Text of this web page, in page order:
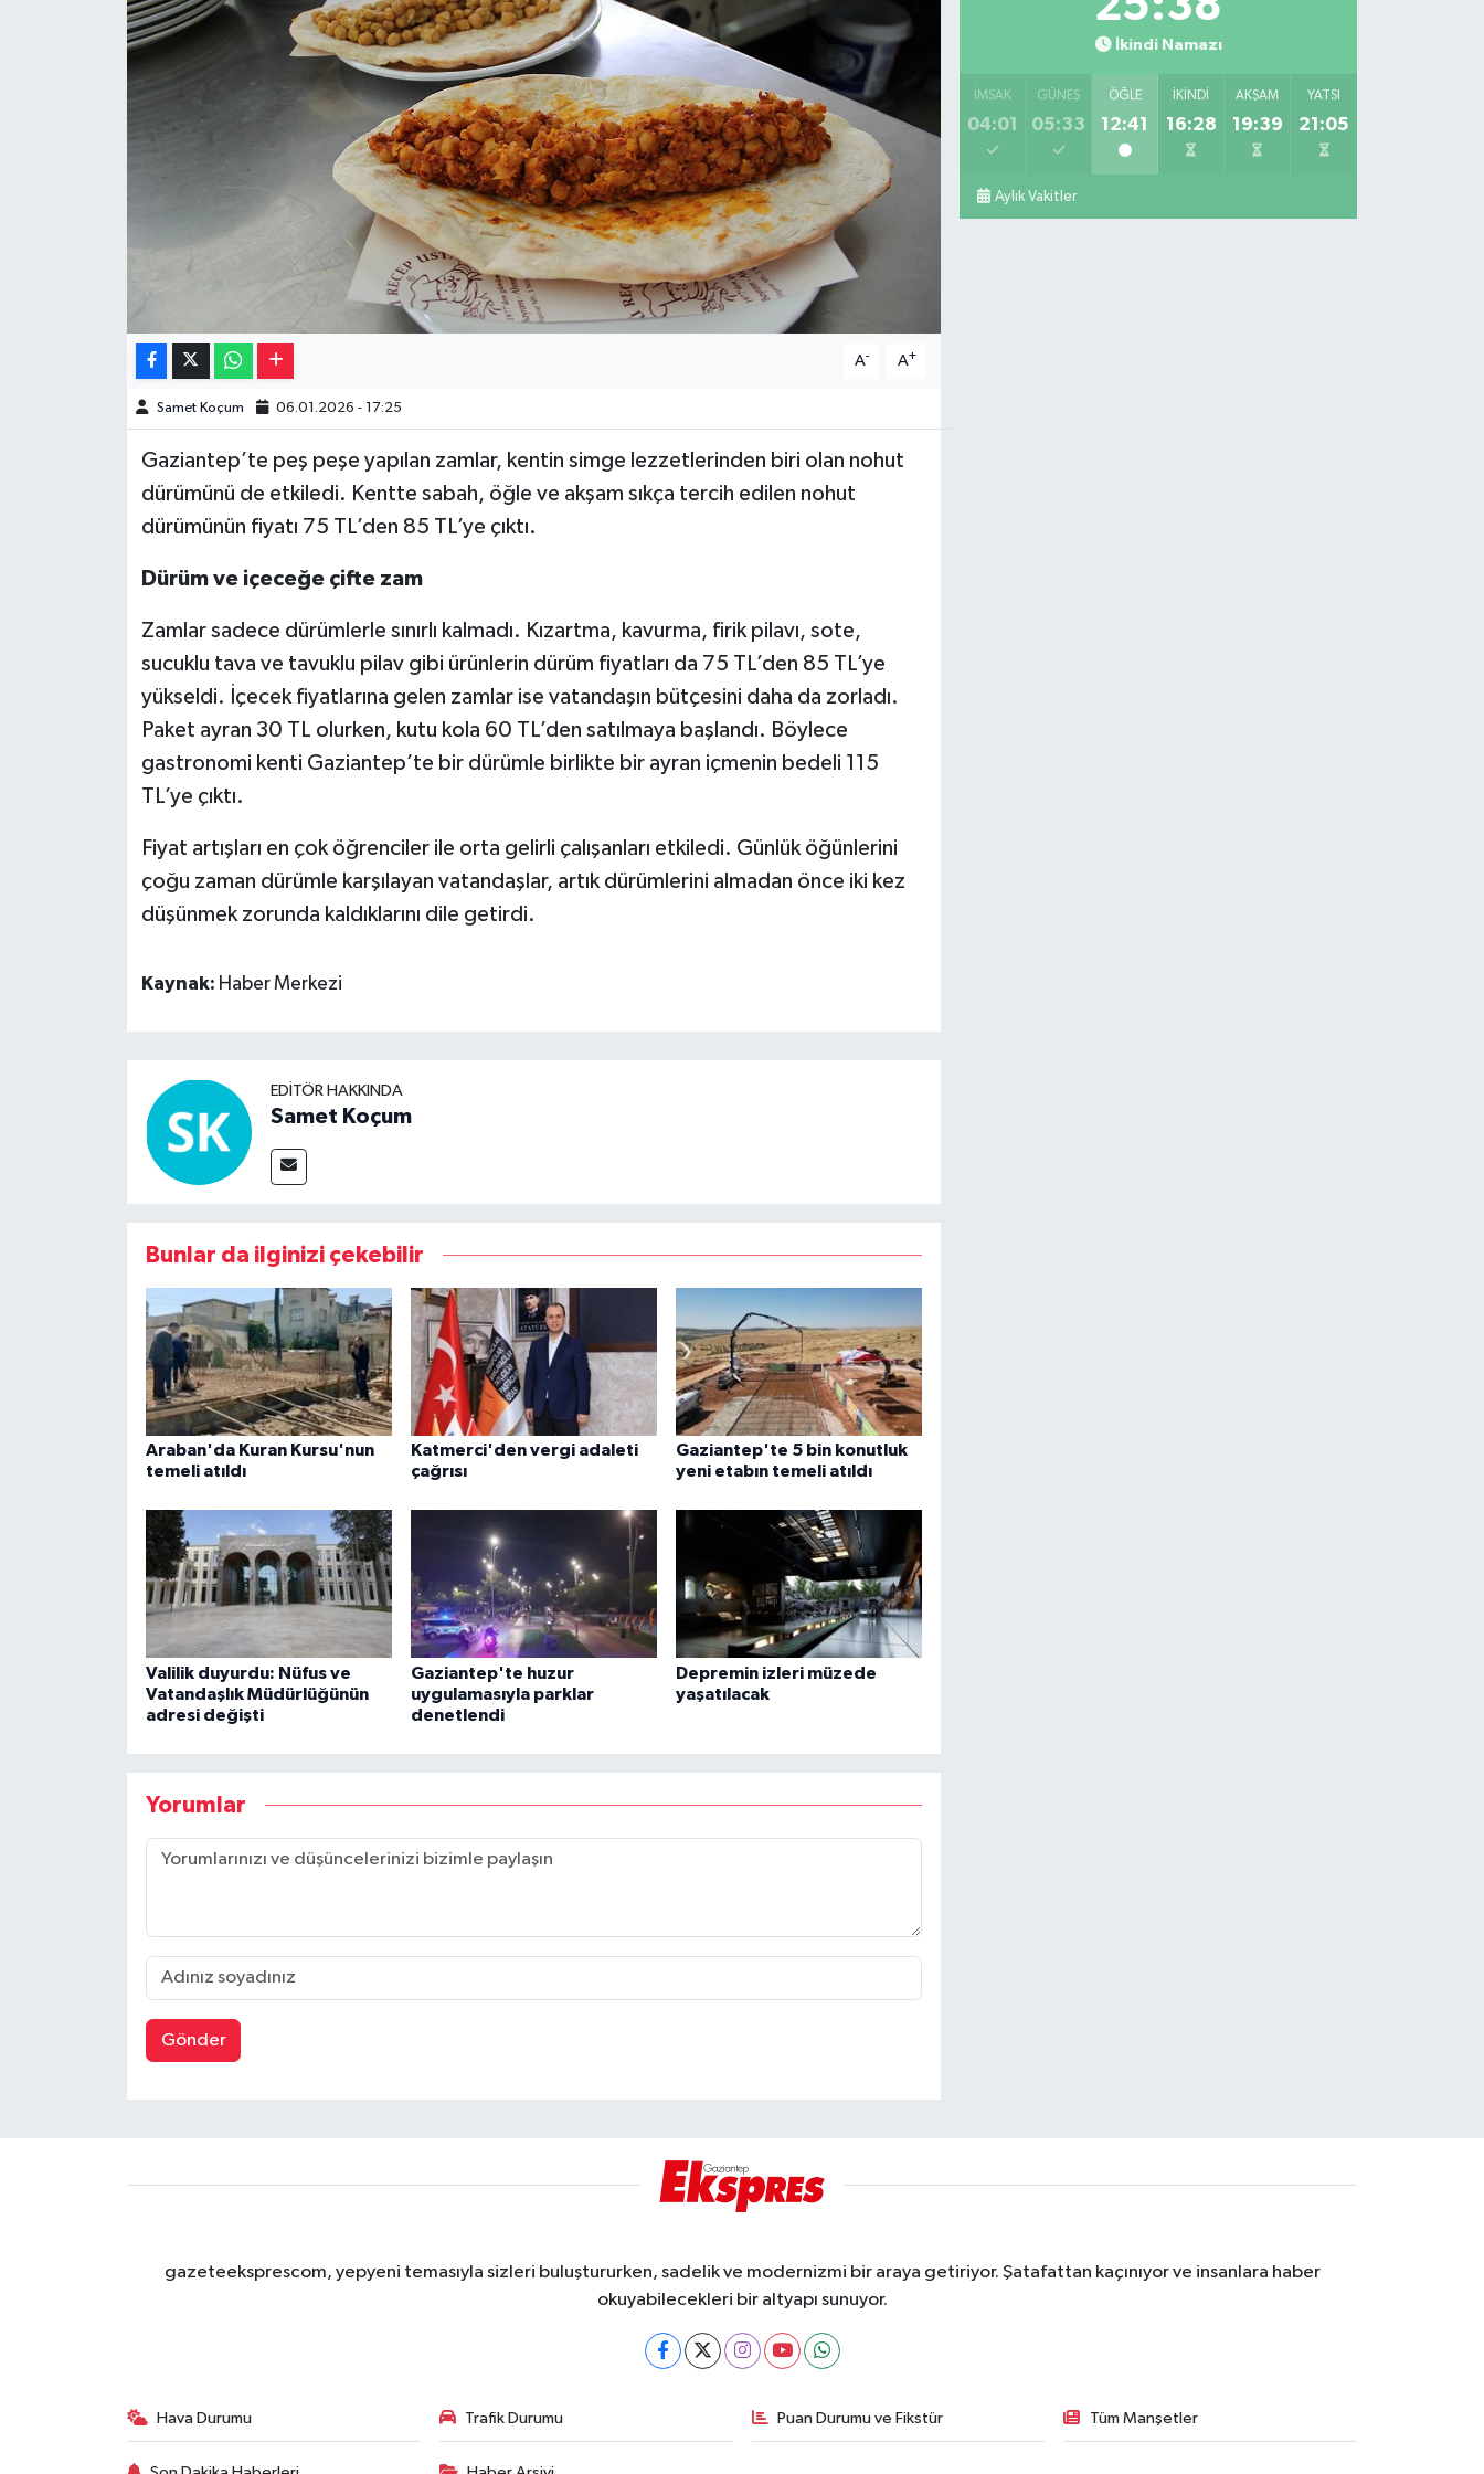
A- A+
Samet Koçum 06.01.2026 - 17:25
Gaziantep’te peş peşe yapılan zamlar, kentin simge lezzetlerinden biri olan nohut
dürümünü de etkiledi. Kentte sabah, öğle ve akşam sıkça tercih edilen nohut
dürümünün fiyatı 75 TL’den 85 TL’ye çıktı.
Dürüm ve içeceğe çifte zam
Zamlar sadece dürümlerle sınırlı kalmadı. Kızartma, kavurma, firik pilavı, sote,
sucuklu tava ve tavuklu pilav gibi ürünlerin dürüm fiyatları da 75 TL’den 85 TL’ye
yükseldi. İçecek fiyatlarına gelen zamlar ise vatandaşın bütçesini daha da zorladı.
Paket ayran 30 TL olurken, kutu kola 60 TL’den satılmaya başlandı. Böylece
gastronomi kenti Gaziantep’te bir dürümle birlikte bir ayran içmenin bedeli 115
TL’ye çıktı.
Fiyat artışları en çok öğrenciler ile orta gelirli çalışanları etkiledi. Günlük öğünlerini
çoğu zaman dürümle karşılayan vatandaşlar, artık dürümlerini almadan önce iki kez
düşünmek zorunda kaldıklarını dile getirdi.
Kaynak: Haber Merkezi
EDITÖR HAKKINDA
Samet Koçum
Bunlar da ilginizi çekebilir
Araban'da Kuran Kursu'nun
temeli atıldı
Katmerci'den vergi adaleti
çağrısı
Gaziantep'te 5 bin konutluk
yeni etabın temeli atıldı
Valilik duyurdu: Nüfus ve
Vatandaşlık Müdürlüğünün
adresi değişti
Gaziantep'te huzur
uygulamasıyla parklar
denetlendi
Depremin izleri müzede
yaşatılacak
Yorumlar
Gönder
İkindi Namazı
İMSAK
04:01
GÜNEŞ
05:33
ÖĞLE
12:41
İKINDI
16:28
AKŞAM
19:39
YATSI
21:05
Aylık Vakitler
gazeteeksprescom, yepyeni temasıyla sizleri buluştururken, sadelik ve modernizmi bir araya getiriyor. Şatafattan kaçınıyor ve insanlara haber
okuyabilecekleri bir altyapı sunuyor.
Hava Durumu Trafik Durumu Puan Durumu ve Fikstür Tüm Manşetler
Resmi İlanlar
Teknoloji
Yeme-İçme